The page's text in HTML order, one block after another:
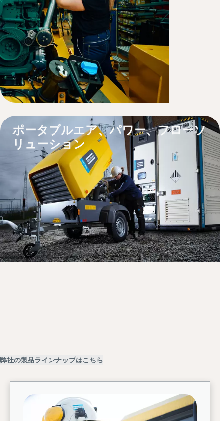
製品について詳しくはこちら
サービス & サポート
ポータブルエア、パワー、フローソ
リューション
製品ラインアップはこちら
お問い合わせはこちら
弊社の製品ラインナップはこちら